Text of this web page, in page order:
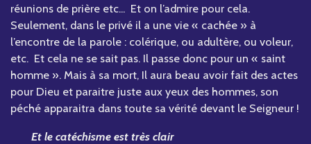
réunions de prière etc... Et on l’admire pour cela.
Seulement, dans le privé il a une vie « cachée » à
l’encontre de la parole : colérique, ou adultère, ou voleur,
etc. Et cela ne se sait pas. Il passe donc pour un « saint
homme ». Mais à sa mort, Il aura beau avoir fait des actes
pour Dieu et paraitre juste aux yeux des hommes, son
péché apparaitra dans toute sa vérité devant le Seigneur !
Et le catéchisme est très clair